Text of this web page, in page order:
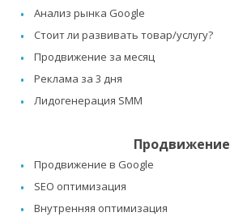
Анализ рынка Google
Стоит ли развивать товар/услугу?
Продвижение за месяц
Реклама за 3 дня
Лидогенерация SMM
Продвижение
Продвижение в Google
SEO оптимизация
Внутренняя оптимизация